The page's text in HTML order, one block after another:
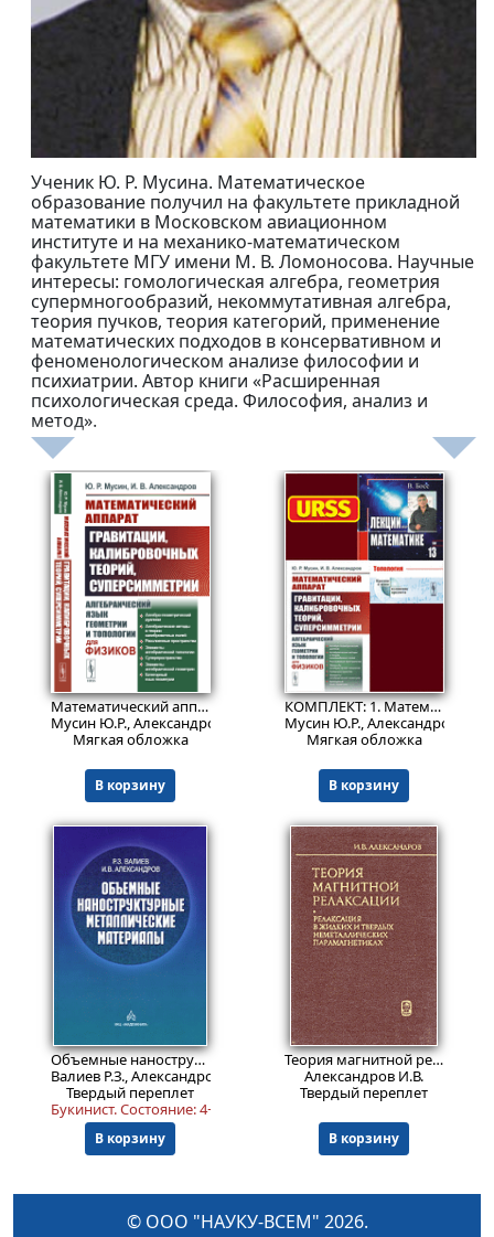
Ученик Ю. Р. Мусина. Математическое
образование получил на факультете прикладной
математики в Московском авиационном
институте и на механико-математическом
факультете МГУ имени М. В. Ломоносова. Научные
интересы: гомологическая алгебра, геометрия
супермногообразий, некоммутативная алгебра,
теория пучков, теория категорий, применение
математических подходов в консервативном и
феноменологическом анализе философии и
психиатрии. Автор книги «Расширенная
психологическая среда. Философия, анализ и
метод».
1429₽
Математический аппарат гравитации, калибровочных теорий, суперсимметрии: Алгебраический язык геометрии и топологии для физиков.
Мусин Ю.Р., Александров И.В.
Мягкая обложка
В корзину
2139₽
КОМПЛЕКТ: 1. Математический аппарат гравитации, калибровочных теорий, суперсимметрии: АЛГЕБРАИЧЕСКИЙ ЯЗЫК ГЕОМЕТРИИ И ТОПОЛОГИИ ДЛЯ ФИЗИКОВ. 2. Лекции по математике: ТОПОЛОГИЯ
Мусин Ю.Р., Александров И.В.;
Мягкая обложка
В корзину
2399
Объемные наноструктурные металлические материалы
Валиев Р.З., Александров И.В.
Твердый переплет
Букинист.Состояние: 4+
В корзину
3999₽
Теория магнитной релаксации. Релаксация в жидкостях и твердых неметаллических парамагнетиках
Александров И.В.
Твердый переплет
В корзину
© ООО "НАУКУ-ВСЕМ" 2026.